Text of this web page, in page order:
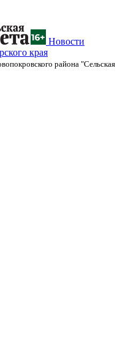
Новости
края
района "Сельская